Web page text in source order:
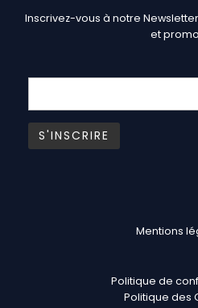
Inscrivez-vous à notre
et
Mentions
Politique de
Politique des